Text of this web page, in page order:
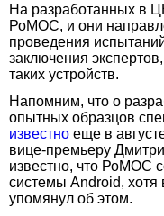
На разработанных в
РоМОС, и они
проведения
заключения
таких устройств.
Напомним, что о
опытных образцов
известно еще в
вице-премьеру
известно, что РоМОС
системы Android,
упомянул об этом.